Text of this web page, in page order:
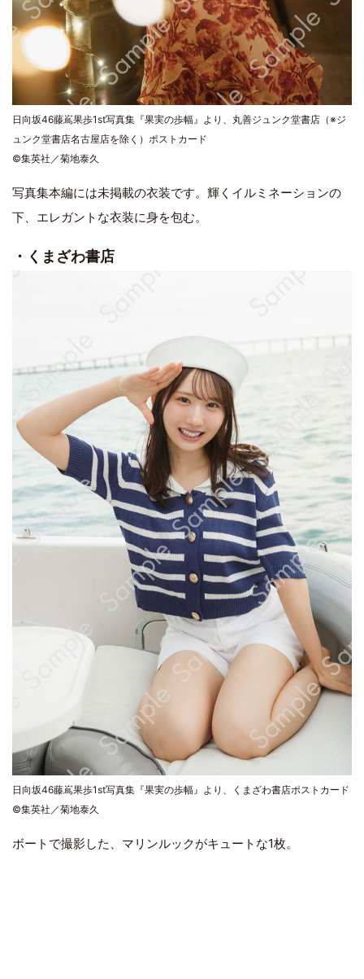
日向坂46藤嶌果歩1st写真集『果実の歩幅』より、丸善ジュンク堂書店（※ジ
ュンク堂書店名古屋店を除く）ポストカード
©集英社／菊地泰久
写真集本編には未掲載の衣装です。輝くイルミネーションの
下、エレガントな衣装に身を包む。
・くまざわ書店
日向坂46藤嶌果歩1st写真集『果実の歩幅』より、くまざわ書店ポストカード
©集英社／菊地泰久
ボートで撮影した、マリンルックがキュートな1枚。